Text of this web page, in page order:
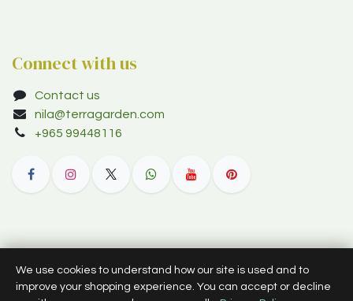
Connect with us
Contact us
nila@terragarden.com
+965 99448116
All rights reserved.
We use cookies to understand how our site is used and to
improve your shopping experience. You can accept or decline